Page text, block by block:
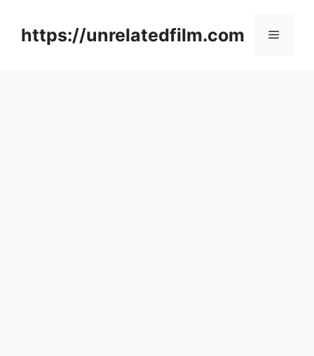
contenthttps://unrelatedfilm.com Menu